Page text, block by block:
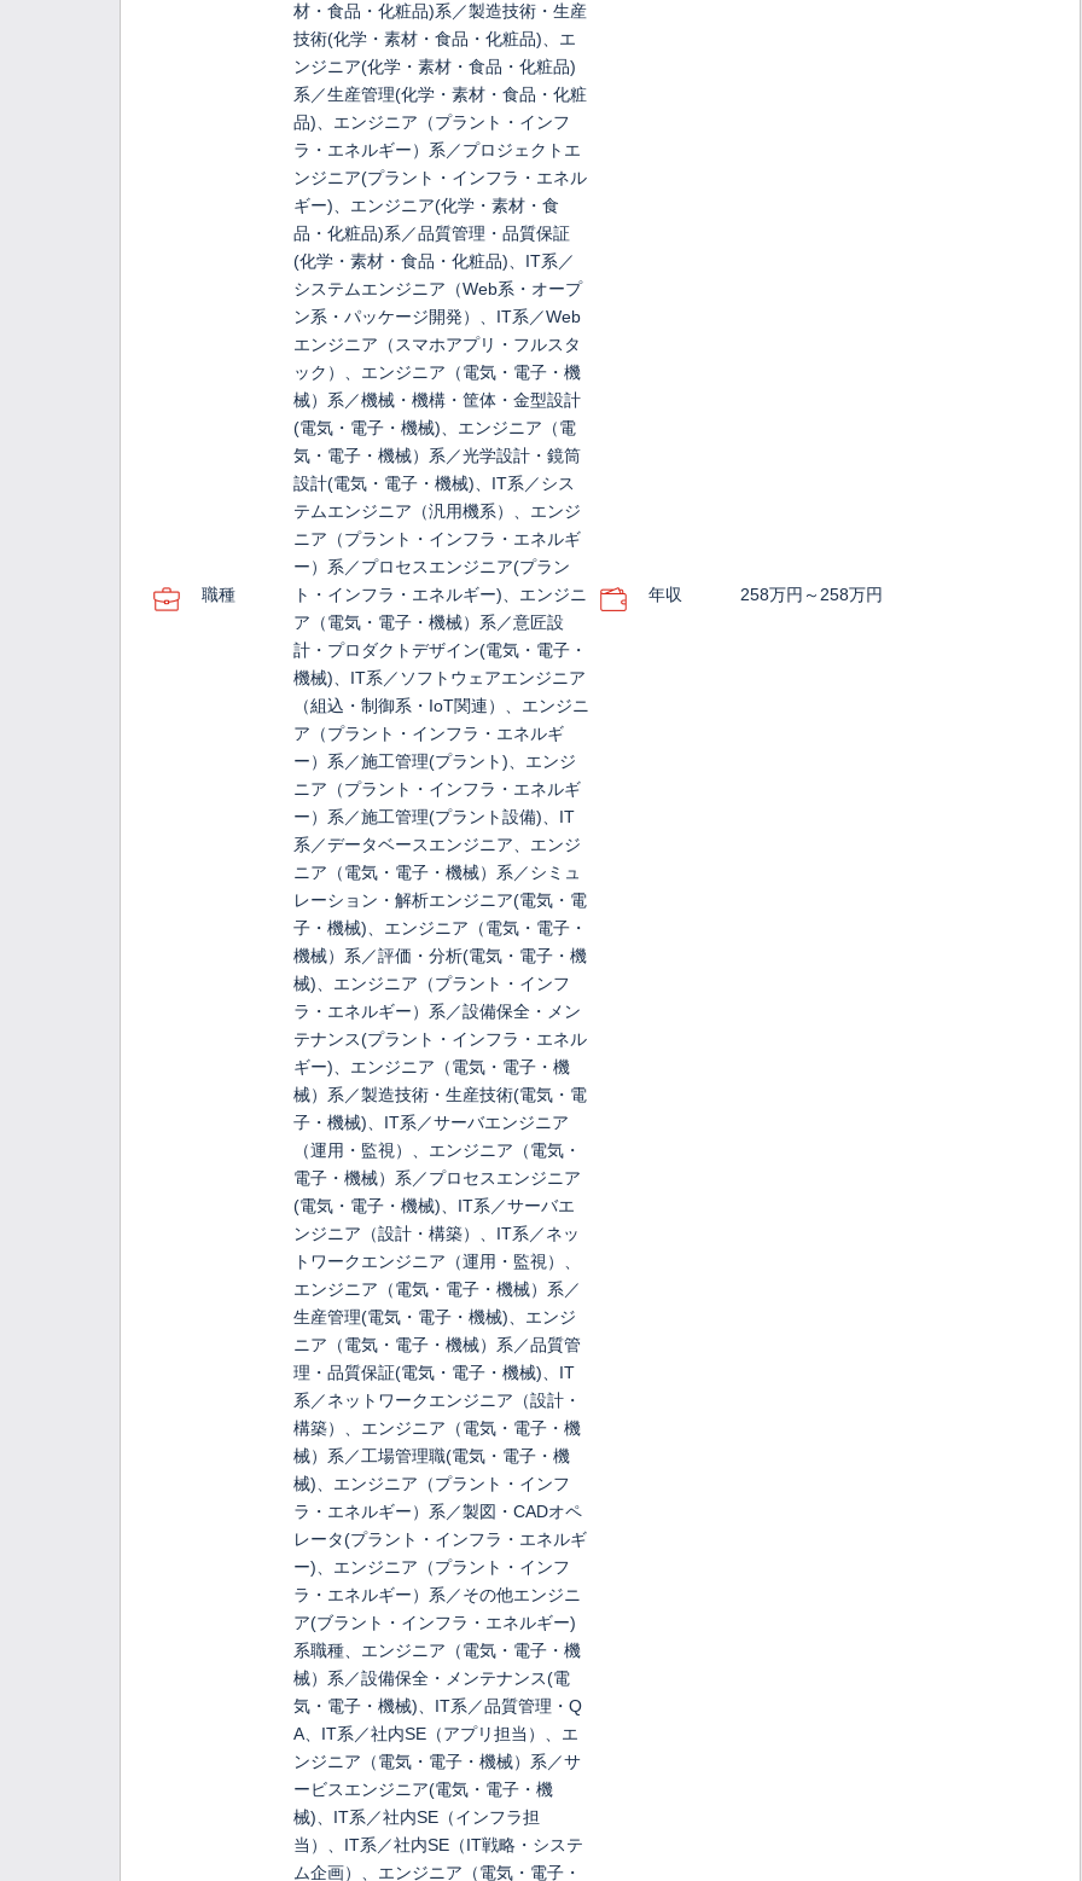
職種
材・食品・化粧品)系／製造技術・生産
技術(化学・素材・食品・化粧品)、エ
ンジニア(化学・素材・食品・化粧品)
系／生産管理(化学・素材・食品・化粧
品)、エンジニア（プラント・インフ
ラ・エネルギー）系／プロジェクトエ
ンジニア(プラント・インフラ・エネル
ギー)、エンジニア(化学・素材・食
品・化粧品)系／品質管理・品質保証
(化学・素材・食品・化粧品)、IT系／
システムエンジニア（Web系・オープ
ン系・パッケージ開発）、IT系／Web
エンジニア（スマホアプリ・フルスタ
ック）、エンジニア（電気・電子・機
械）系／機械・機構・筐体・金型設計
(電気・電子・機械)、エンジニア（電
気・電子・機械）系／光学設計・鏡筒
設計(電気・電子・機械)、IT系／シス
テムエンジニア（汎用機系）、エンジ
ニア（プラント・インフラ・エネルギ
ー）系／プロセスエンジニア(プラン
ト・インフラ・エネルギー)、エンジニ
ア（電気・電子・機械）系／意匠設
計・プロダクトデザイン(電気・電子・
機械)、IT系／ソフトウェアエンジニア
（組込・制御系・IoT関連）、エンジニ
ア（プラント・インフラ・エネルギ
ー）系／施工管理(プラント)、エンジ
ニア（プラント・インフラ・エネルギ
ー）系／施工管理(プラント設備)、IT
系／データベースエンジニア、エンジ
ニア（電気・電子・機械）系／シミュ
レーション・解析エンジニア(電気・電
子・機械)、エンジニア（電気・電子・
機械）系／評価・分析(電気・電子・機
械)、エンジニア（プラント・インフ
ラ・エネルギー）系／設備保全・メン
テナンス(プラント・インフラ・エネル
ギー)、エンジニア（電気・電子・機
械）系／製造技術・生産技術(電気・電
子・機械)、IT系／サーバエンジニア
（運用・監視）、エンジニア（電気・
電子・機械）系／プロセスエンジニア
(電気・電子・機械)、IT系／サーバエ
ンジニア（設計・構築）、IT系／ネッ
トワークエンジニア（運用・監視）、
エンジニア（電気・電子・機械）系／
生産管理(電気・電子・機械)、エンジ
ニア（電気・電子・機械）系／品質管
理・品質保証(電気・電子・機械)、IT
系／ネットワークエンジニア（設計・
構築）、エンジニア（電気・電子・機
械）系／工場管理職(電気・電子・機
械)、エンジニア（プラント・インフ
ラ・エネルギー）系／製図・CADオペ
レータ(プラント・インフラ・エネルギ
ー)、エンジニア（プラント・インフ
ラ・エネルギー）系／その他エンジニ
ア(ブラント・インフラ・エネルギー)
系職種、エンジニア（電気・電子・機
械）系／設備保全・メンテナンス(電
気・電子・機械)、IT系／品質管理・Q
A、IT系／社内SE（アプリ担当）、エ
ンジニア（電気・電子・機械）系／サ
ービスエンジニア(電気・電子・機
械)、IT系／社内SE（インフラ担
当）、IT系／社内SE（IT戦略・システ
ム企画）、エンジニア（電気・電子・
年収 258万円～258万円